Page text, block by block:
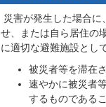
災害が発生した場合に
せ、または自ら居住の
に適切な避難施設とし
被災者等を滞在
速やかに被災者
するものである